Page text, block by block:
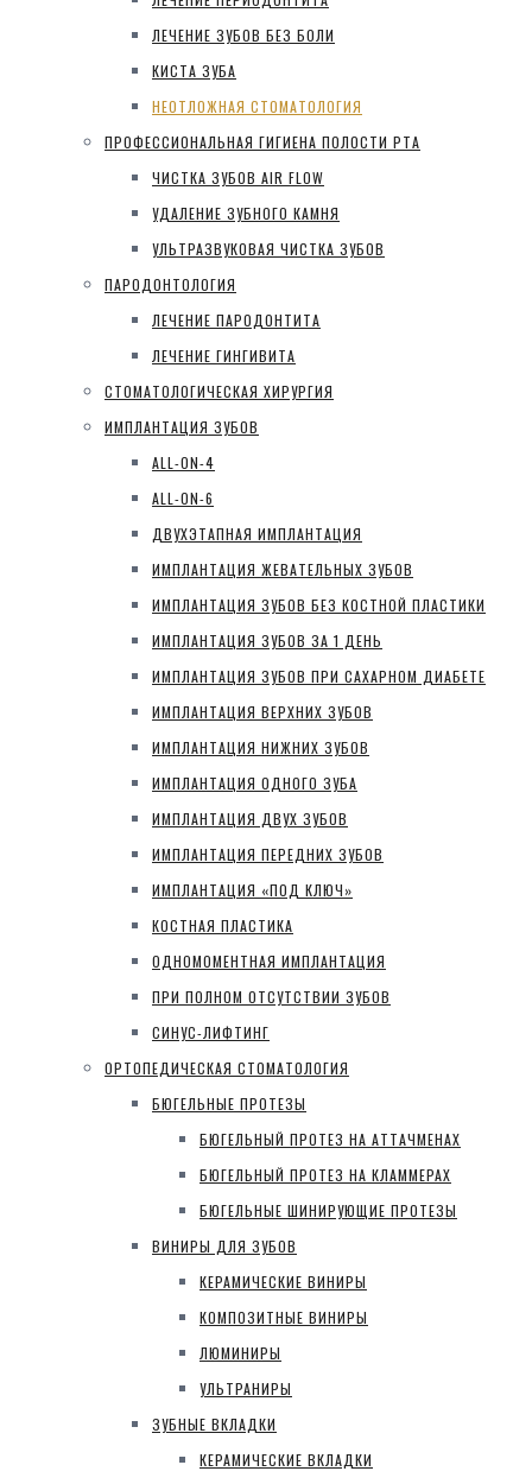
ЛЕЧЕНИЕ ЗУБОВ БЕЗ БОЛИ
КИСТА ЗУБА
НЕОТЛОЖНАЯ СТОМАТОЛОГИЯ
ПРОФЕССИОНАЛЬНАЯ ГИГИЕНА ПОЛОСТИ РТА
ЧИСТКА ЗУБОВ AIR FLOW
УДАЛЕНИЕ ЗУБНОГО КАМНЯ
УЛЬТРАЗВУКОВАЯ ЧИСТКА ЗУБОВ
ПАРОДОНТОЛОГИЯ
ЛЕЧЕНИЕ ПАРОДОНТИТА
ЛЕЧЕНИЕ ГИНГИВИТА
СТОМАТОЛОГИЧЕСКАЯ ХИРУРГИЯ
ИМПЛАНТАЦИЯ ЗУБОВ
ALL-ON-4
ALL-ON-6
ДВУХЭТАПНАЯ ИМПЛАНТАЦИЯ
ИМПЛАНТАЦИЯ ЖЕВАТЕЛЬНЫХ ЗУБОВ
ИМПЛАНТАЦИЯ ЗУБОВ БЕЗ КОСТНОЙ ПЛАСТИКИ
ИМПЛАНТАЦИЯ ЗУБОВ ЗА 1 ДЕНЬ
ИМПЛАНТАЦИЯ ЗУБОВ ПРИ САХАРНОМ ДИАБЕТЕ
ИМПЛАНТАЦИЯ ВЕРХНИХ ЗУБОВ
ИМПЛАНТАЦИЯ НИЖНИХ ЗУБОВ
ИМПЛАНТАЦИЯ ОДНОГО ЗУБА
ИМПЛАНТАЦИЯ ДВУХ ЗУБОВ
ИМПЛАНТАЦИЯ ПЕРЕДНИХ ЗУБОВ
ИМПЛАНТАЦИЯ «ПОД КЛЮЧ»
КОСТНАЯ ПЛАСТИКА
ОДНОМОМЕНТНАЯ ИМПЛАНТАЦИЯ
ПРИ ПОЛНОМ ОТСУТСТВИИ ЗУБОВ
СИНУС-ЛИФТИНГ
ОРТОПЕДИЧЕСКАЯ СТОМАТОЛОГИЯ
БЮГЕЛЬНЫЕ ПРОТЕЗЫ
БЮГЕЛЬНЫЙ ПРОТЕЗ НА АТТАЧМЕНАХ
БЮГЕЛЬНЫЙ ПРОТЕЗ НА КЛАММЕРАХ
БЮГЕЛЬНЫЕ ШИНИРУЮЩИЕ ПРОТЕЗЫ
ВИНИРЫ ДЛЯ ЗУБОВ
КЕРАМИЧЕСКИЕ ВИНИРЫ
КОМПОЗИТНЫЕ ВИНИРЫ
ЛЮМИНИРЫ
УЛЬТРАНИРЫ
ЗУБНЫЕ ВКЛАДКИ
КЕРАМИЧЕСКИЕ ВКЛАДКИ